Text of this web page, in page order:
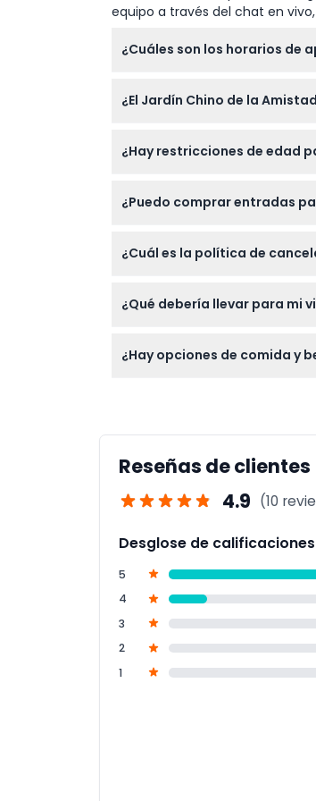
equipo a través del chat en
¿Cuáles son los horarios de
confirme al momento de la
¿El Jardín Chino de la
escaleras y caminos rocosos
¿Hay restricciones de edad
¿Puedo comprar entradas
¿Cuál es la política de
¿Qué debería llevar para mi
paisaje y las esculturas únicas.
¿Hay opciones de comida y
Reseñas de clientes
4.9 (10
Desglose de calificaciones
5
4
3
2
1